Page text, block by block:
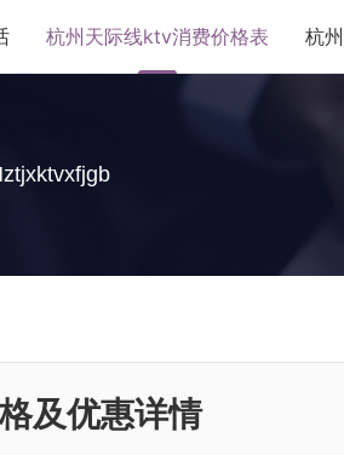
杭州天际线ktv消费价格表 杭
及优惠详情